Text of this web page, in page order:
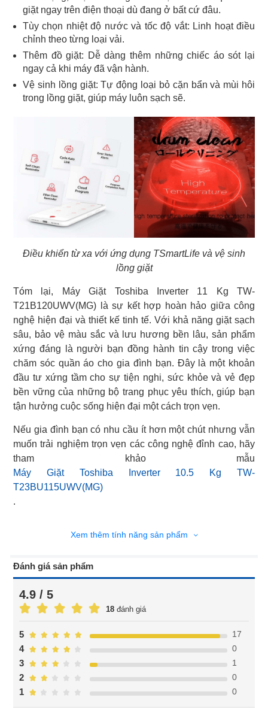
giặt ngay trên điện thoại dù đang ở bất cứ đâu.
Tùy chọn nhiệt độ nước và tốc độ vắt: Linh hoạt điều
chỉnh theo từng loại vải.
Thêm đồ giặt: Dễ dàng thêm những chiếc áo sót lại
ngay cả khi máy đã vận hành.
Vệ sinh lồng giặt: Tự động loại bỏ cặn bẩn và mùi hôi
trong lồng giặt, giúp máy luôn sạch sẽ.
Điều khiển từ xa với ứng dụng TSmartLife và vệ sinh
lồng giặt
Tóm lại, Máy Giặt Toshiba Inverter 11 Kg TW-
T21B120UWV(MG) là sự kết hợp hoàn hảo giữa công
nghệ hiện đại và thiết kế tinh tế. Với khả năng giặt sạch
sâu, bảo vệ màu sắc và lưu hương bền lâu, sản phẩm
xứng đáng là người bạn đồng hành tin cậy trong việc
chăm sóc quần áo cho gia đình bạn. Đây là một khoản
đầu tư xứng tầm cho sự tiện nghi, sức khỏe và vẻ đẹp
bền vững của những bộ trang phục yêu thích, giúp bạn
tận hưởng cuộc sống hiện đại một cách trọn vẹn.
Nếu gia đình bạn có nhu cầu ít hơn một chút nhưng vẫn
muốn trải nghiệm trọn vẹn các công nghệ đỉnh cao, hãy
Máy Giặt Toshiba Inverter 10.5 Kg TW-
T23BU115UWV(MG)
.
Xem thêm tính năng sản phẩm
Đánh giá sản phẩm
4.9 / 5
18 đánh giá
1 0
2 0
3 1
4 0
5 17